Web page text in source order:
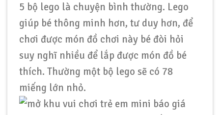
5 bộ lego là chuyện bình thường. Lego
giúp bé thông minh hơn, tư duy hơn, để
chơi được món đồ chơi này bé đòi hỏi
suy nghĩ nhiều để lắp được món đồ bé
thích. Thường một bộ lego sẽ có 78
miếng lớn nhỏ.